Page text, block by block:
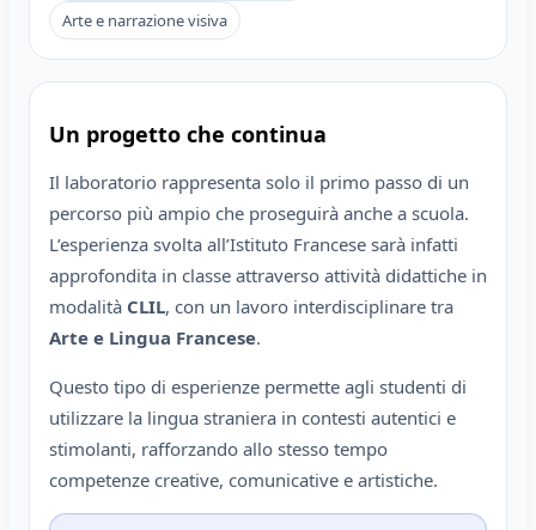
Arte e narrazione visiva
Un progetto che continua
Il laboratorio rappresenta solo il primo passo di un
percorso più ampio che proseguirà anche a scuola.
L’esperienza svolta all’Istituto Francese sarà infatti
approfondita in classe attraverso attività didattiche in
modalità CLIL, con un lavoro interdisciplinare tra
Arte e Lingua Francese.
Questo tipo di esperienze permette agli studenti di
utilizzare la lingua straniera in contesti autentici e
stimolanti, rafforzando allo stesso tempo
competenze creative, comunicative e artistiche.